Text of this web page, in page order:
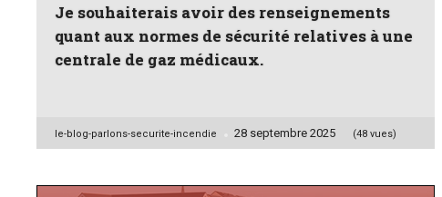
Je souhaiterais avoir des renseignements
quant aux normes de sécurité relatives à une
centrale de gaz médicaux.
Posted
le-blog-parlons-securite-incendie 28 septembre 2025 (48 vues)